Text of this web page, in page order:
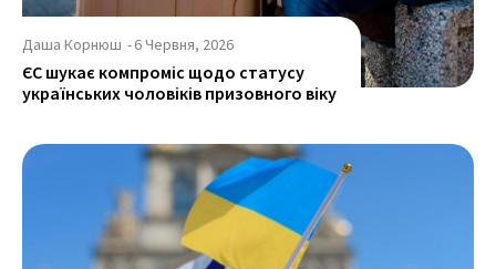
Даша Корнюш -6 Червня, 2026
ЄС шукає компроміс щодо статусу
українських чоловіків призовного віку